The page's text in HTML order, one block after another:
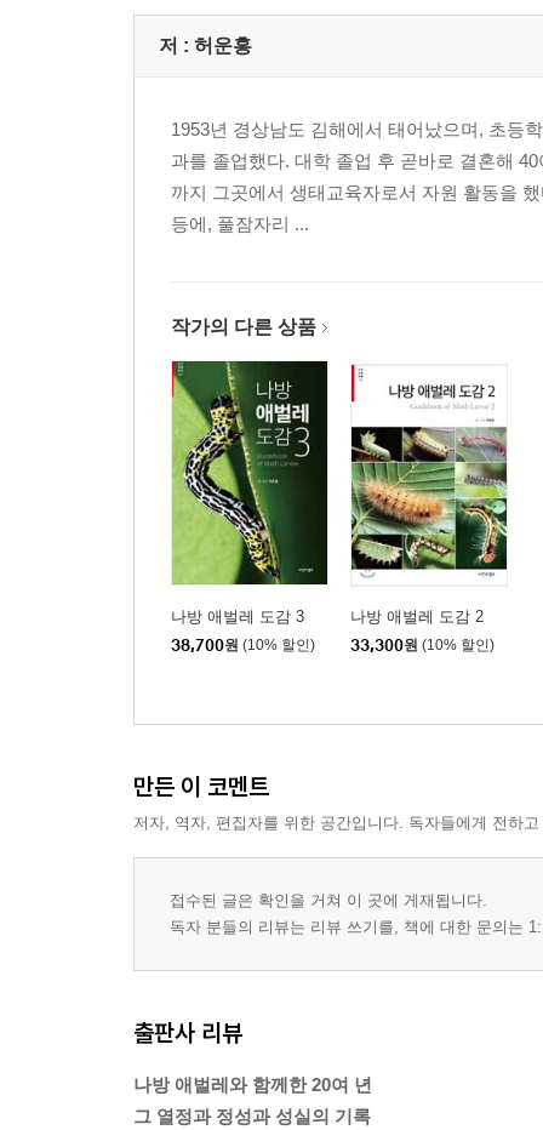
뿔나방과 Gelechiidae 55
쐐기나방과 Limacodidae 66
- 잎말이나방아과 Tortricinae 73
- 애기잎말이나방아과 Olethreutinae 95
뭉뚝날개나방과 Choreutidae 119
털날개나방과 Pterophoridae 121
- 비단명나방아과 Pyralinae 123
- 알락명나방아과 Phycitinae 124
- 부채명나방아과 Galleriinae 136
- 풀명나방과 Crambidae
- 물명나방아과 Acentropinae 137
- 순들명나방아과 Glaphyriinae 138
- 들명나방아과 Pyraustinae 139
- 얼룩들명나방아과 Spilomelinae 147
솔나방과 Lasiocampidae 154
박각시과 Sphingidae 155
뿔나비나방과 Callidulidae 159
- 가지나방아과 Ennominae 165
- 겨울자나방아과 Alsophilinae 179
- 푸른자나방아과 Geometrinae 180
- 애기자나방아과 Sterrhinae 184
- 물결자나방아과 Larentiinae 188
- 혹나방아과 Nolinae 215
- 푸른나방아과 Chloephorinae 219
태극나방과 Erebidae
- 대나무짤름나방아과 Rivulinae 221
저 : 허운홍
1953년 경상남도 김해에서 태어났으며, 초등
과를 졸업했다. 대학 졸업 후 곧바로 결혼해
까지 그곳에서 생태교육자로서 자원 활동을
등에, 풀잠자리 ...
작가의 다른 상품
나방 애벌레 도감 3
38,700원 (10% 할인)
나방 애벌레 도감 2
33,300원 (10% 할인)
만든 이 코멘트
저자, 역자, 편집자를 위한 공간입니다. 독자들에게 전하
접수된 글은 확인을 거쳐 이 곳에 게재됩니다.
독자 분들의 리뷰는 리뷰 쓰기를, 책에 대한 문의는
출판사 리뷰
나방 애벌레와 함께한 20여 년
그 열정과 정성과 성실의 기록